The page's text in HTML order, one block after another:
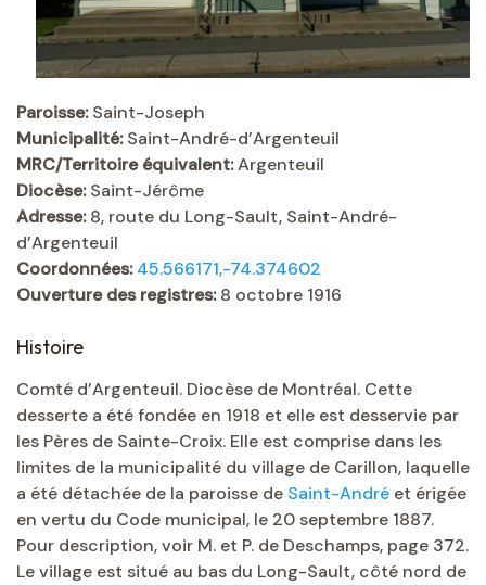
Paroisse:Saint-Joseph
Municipalité:Saint-André-d’Argenteuil
MRC/Territoire équivalent:Argenteuil
Diocèse:Saint-Jérôme
Adresse:8, route du Long-Sault, Saint-André-
d’Argenteuil
Coordonnées: 45.566171,-74.374602
Ouverture des registres:8 octobre 1916
Histoire
Comté d’Argenteuil. Diocèse de Montréal. Cette
desserte a été fondée en 1918 et elle est desservie par
les Pères de Sainte-Croix. Elle est comprise dans les
limites de la municipalité du village de Carillon, laquelle
a été détachée de la paroisse de Saint-André et érigée
en vertu du Code municipal, le 20 septembre 1887.
Pour description, voir M. et P. de Deschamps, page 372.
Le village est situé au bas du Long-Sault, côté nord de